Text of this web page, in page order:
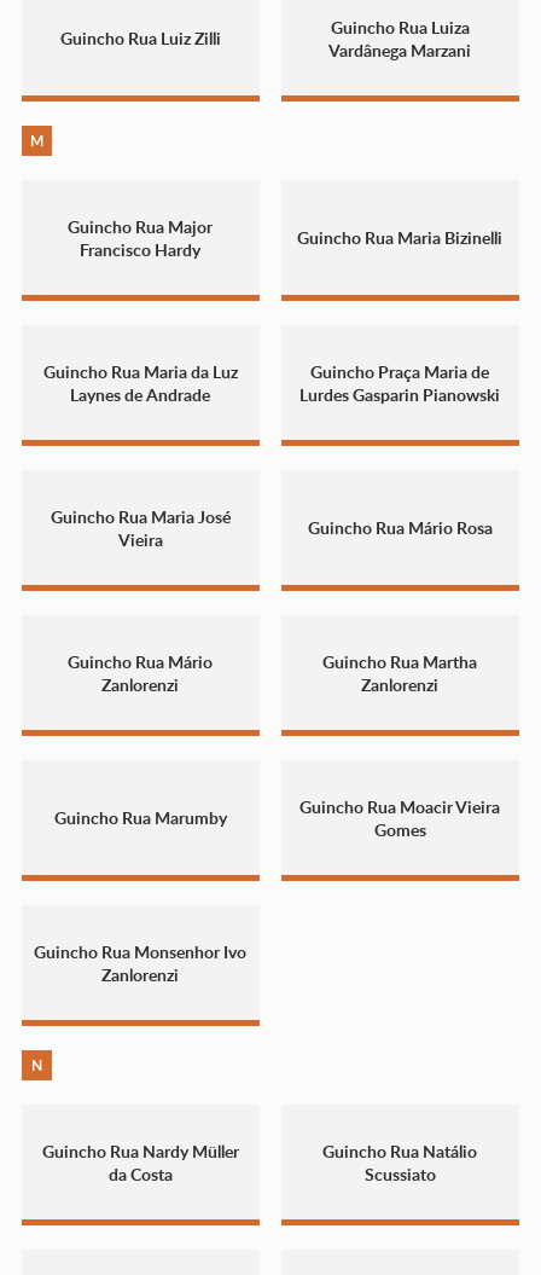
Guincho Rua Luiz Zilli
Guincho Rua Luiza
Vardânega Marzani
M
Guincho Rua Major
Francisco Hardy
Guincho Rua Maria Bizinelli
Guincho Rua Maria da Luz
Laynes de Andrade
Guincho Praça Maria de
Lurdes Gasparin Pianowski
Guincho Rua Maria José
Vieira
Guincho Rua Mário Rosa
Guincho Rua Mário
Zanlorenzi
Guincho Rua Martha
Zanlorenzi
Guincho Rua Marumby
Guincho Rua Moacir Vieira
Gomes
Guincho Rua Monsenhor Ivo
Zanlorenzi
N
Guincho Rua Nardy Müller
da Costa
Guincho Rua Natálio
Scussiato